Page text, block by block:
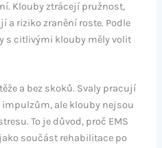
Klouby ztrácejí pružnost,
a riziko zranění roste. Podle
s citlivými klouby měly volit
a bez skoků. Svaly pracují
ale klouby nejsou
To je důvod, proč EMS
součást rehabilitace po